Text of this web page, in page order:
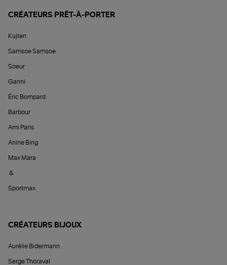
CRÉATEURS PRÊT-À-PORTER
Kujten
Samsoe Samsoe
Soeur
Ganni
Éric Bompard
Barbour
Ami Paris
Anine Bing
Max Mara
&
Sportmax
CRÉATEURS BIJOUX
Aurélie Bidermann
Serge Thoraval